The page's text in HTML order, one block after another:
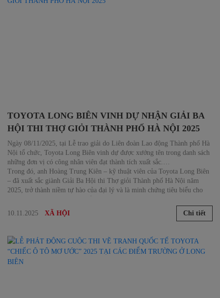
TOYOTA LONG BIÊN VINH DỰ NHẬN GIẢI BA
HỘI THI THỢ GIỎI THÀNH PHỐ HÀ NỘI 2025
Ngày 08/11/2025, tại Lễ trao giải do Liên đoàn Lao động Thành phố Hà
Nội tổ chức, Toyota Long Biên vinh dự được xướng tên trong danh sách
những đơn vị có công nhân viên đạt thành tích xuất sắc.
Trong đó, anh Hoàng Trung Kiên – kỹ thuật viên của Toyota Long Biên
– đã xuất sắc giành Giải Ba Hội thi Thợ giỏi Thành phố Hà Nội năm
2025, trở thành niềm tự hào của đại lý và là minh chứng tiêu biểu cho
10.11.2025
XÃ HỘI Chi tiết